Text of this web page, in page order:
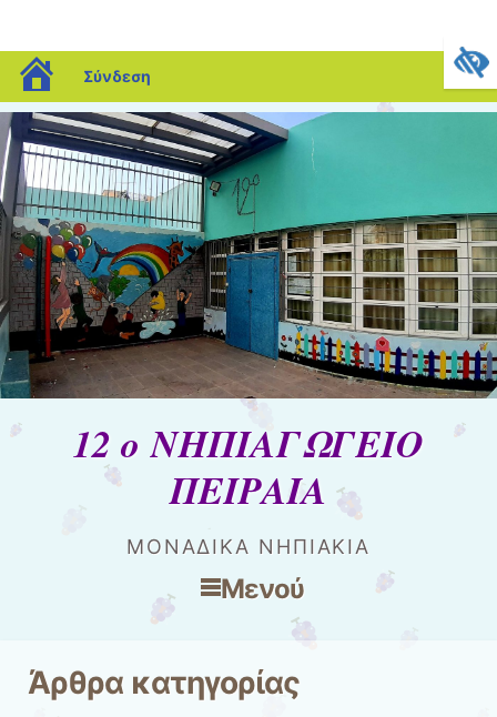
blogs.sch.gr
Σύνδεση
12 ο ΝΗΠΙΑΓΩΓΕΙΟ
ΠΕΙΡΑΙΑ
ΜΟΝΑΔΙΚΑ ΝΗΠΙΑΚΙΑ
Μενού
Μετάβαση στο περιεχόμενο
Άρθρα κατηγορίας